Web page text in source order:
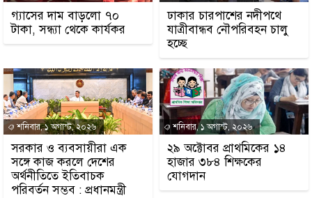
গ্যাসের দাম বাড়লো ৭০
টাকা, সন্ধ্যা থেকে কার্যকর
ঢাকার চারপাশের নদীপথে
যাত্রীবান্ধব নৌপরিবহন চালু
হচ্ছে
শনিবার, ১ অগাস্ট, ২০২৬
সরকার ও ব্যবসায়ীরা এক
সঙ্গে কাজ করলে দেশের
অর্থনীতিতে ইতিবাচক
পরিবর্তন সম্ভব : প্রধানমন্ত্রী
শনিবার, ১ অগাস্ট, ২০২৬
২৯ অক্টোবর প্রাথমিকের ১৪
হাজার ৩৮৪ শিক্ষকের
যোগদান